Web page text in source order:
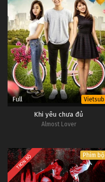
Full Vietsub
Khi yêu chưa đủ
Almost Lover
TRỌN BỘ Phim bộ